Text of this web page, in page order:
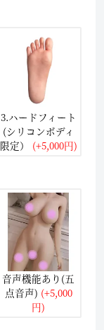
3.ハードフィート
(シリコンボディ
限定）
(+5,000円)
音声機能あり(五
点音声) (+5,000
円)